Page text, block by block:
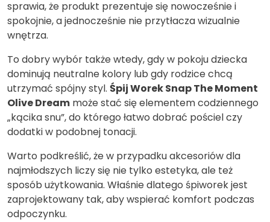
sprawia, że produkt prezentuje się nowocześnie i
spokojnie, a jednocześnie nie przytłacza wizualnie
wnętrza.
To dobry wybór także wtedy, gdy w pokoju dziecka
dominują neutralne kolory lub gdy rodzice chcą
utrzymać spójny styl. Śpij Worek Snap The Moment
Olive Dream może stać się elementem codziennego
„kącika snu”, do którego łatwo dobrać pościel czy
dodatki w podobnej tonacji.
Warto podkreślić, że w przypadku akcesoriów dla
najmłodszych liczy się nie tylko estetyka, ale też
sposób użytkowania. Właśnie dlatego śpiworek jest
zaprojektowany tak, aby wspierać komfort podczas
odpoczynku.